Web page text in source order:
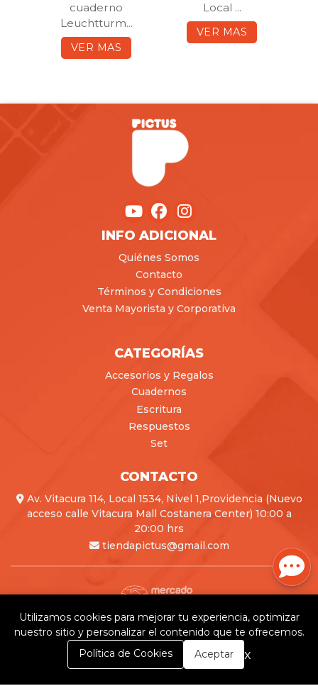
cuaderno
Leuchtturm...
VER MAS
Local ...
VER MAS
INFO ADICIONAL
Quiénes Somos
Contacto
Términos y Condiciones
Venta Mayorista y Corporativa
CATEGORÍAS
Accesorios y Regalos
Cuadernos
Escritura
Respuestos
Set
CONTACTO
Av. Vitacura 114, Local 1534, Nivel 1,Providencia (Nuevo
acceso calle Vitacura Mall Costanera Center) 10:00 a
20:00 hrs
tiendapictus@gmail.com
Pictus © 2026
Creado porBsale
0
Utilizamos cookies para mejorar tu experiencia, optimizar
nuestro sitio y personalizar el contenido que te ofrecemos.
Política de Cookies
Aceptar x